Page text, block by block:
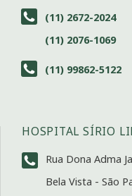
(11) 2672-2024
(11) 2076-1069
(11) 99862-5122
HOSPITAL SÍRIO
Rua Dona Adma
Bela Vista - São